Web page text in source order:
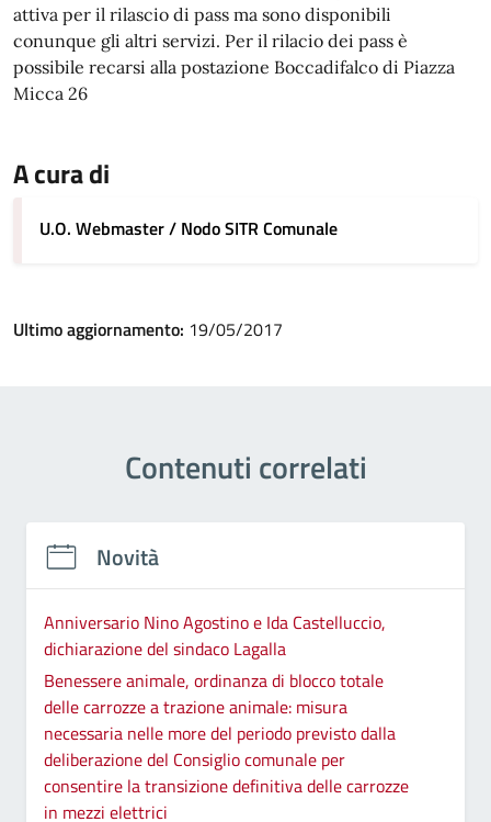
attiva per il rilascio di pass ma sono disponibili
conunque gli altri servizi. Per il rilacio dei pass è
possibile recarsi alla postazione Boccadifalco di Piazza
Micca 26
A cura di
U.O. Webmaster / Nodo SITR Comunale
Ultimo aggiornamento: 19/05/2017
Contenuti correlati
Novità
Anniversario Nino Agostino e Ida Castelluccio,
dichiarazione del sindaco Lagalla
Benessere animale, ordinanza di blocco totale
delle carrozze a trazione animale: misura
necessaria nelle more del periodo previsto dalla
deliberazione del Consiglio comunale per
consentire la transizione definitiva delle carrozze
in mezzi elettrici